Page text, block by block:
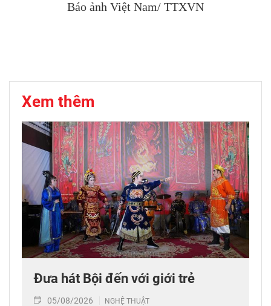
Báo ảnh Việt Nam/ TTXVN
Xem thêm
Đưa hát Bội đến với giới trẻ
05/08/2026 NGHỆ THUẬT